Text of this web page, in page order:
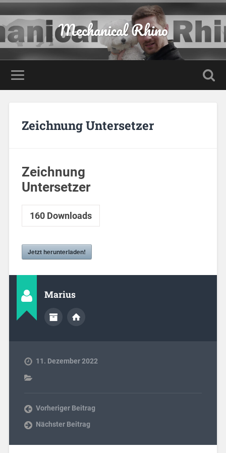
Mechanical Rhino
Zeichnung Untersetzer
Zeichnung
Untersetzer
160Downloads
Jetzt herunterladen!
Marius
11. Dezember 2022
Vorheriger Beitrag
Nächster Beitrag